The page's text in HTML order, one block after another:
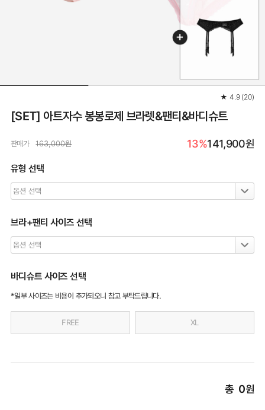
★ 4.9 (20)
[SET] 아트자수 봉봉로제 브라렛&팬티&바디슈트
판매가 163,000원 13%141,900원
유형 선택
브라+팬티 사이즈 선택
바디슈트 사이즈 선택
*일부 사이즈는 비용이 추가되오니 참고 부탁드립니다.
FREE XL
총 0원